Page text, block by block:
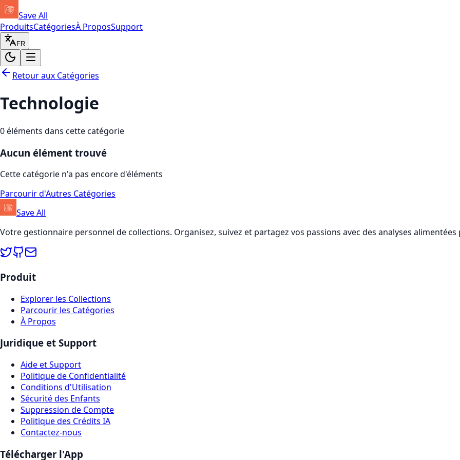
Save All
ProduitsCatégoriesÀ ProposSupport
FR
Retour aux Catégories
Technologie
0éléments dans cette catégorie
Aucun élément trouvé
Cette catégorie n'a pas encore d'éléments
Parcourir d'Autres Catégories
Save All
Votre gestionnaire personnel de collections. Organisez, suivez et partagez vos passions avec des analyses alimentées
Produit
Explorer les Collections
Parcourir les Catégories
À Propos
Juridique et Support
Aide et Support
Politique de Confidentialité
Conditions d'Utilisation
Sécurité des Enfants
Suppression de Compte
Politique des Crédits IA
Contactez-nous
Télécharger l'App